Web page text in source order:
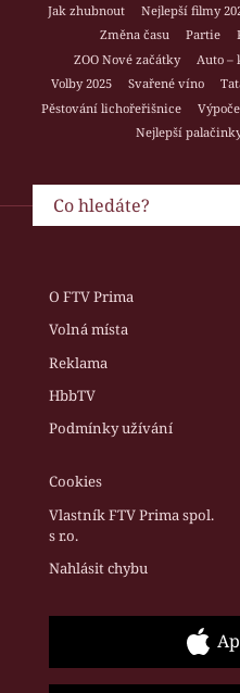
Jak zhubnout Nejlepší filmy
Změna času
Partie
ZOO Nové začátky
Auto –
Volby 2025
Svařené víno
Pěstování lichořeřišnice
Nejlepší
O FTV Prima
Volná místa
Reklama
HbbTV
Podmínky užívání
Cookies
Vlastník FTV Prima spol.
s r.o.
Nahlásit chybu